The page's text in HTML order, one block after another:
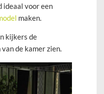
ideaal voor een
maken.
kijkers de
de kamer zien.